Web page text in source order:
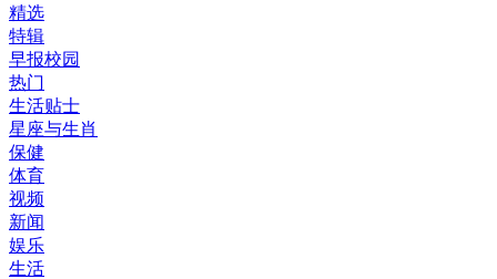
精选
特辑
早报校园
热门
生活贴士
星座与生肖
保健
体育
视频
新闻
娱乐
生活